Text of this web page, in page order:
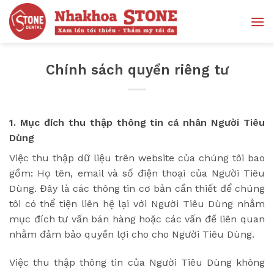
qua
nội
Chính sách quyền riêng tư
1. Mục đích thu thập thông tin cá nhân Người Tiêu
Dùng
Việc thu thập dữ liệu trên website của chúng tôi bao
gồm: Họ tên, email và số điện thoại của Người Tiêu
Dùng. Đây là các thông tin cơ bản cần thiết để chúng
tôi có thể tiện liên hệ lại với Người Tiêu Dùng nhằm
mục đích tư vấn bán hàng hoặc các vấn đề liên quan
nhằm đảm bảo quyền lợi cho cho Người Tiêu Dùng.
Việc thu thập thông tin của Người Tiêu Dùng không